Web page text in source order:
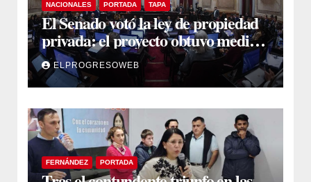
NACIONALES PORTADA TAPA
El Senado votó la ley de propiedad
privada: el proyecto obtuvo media
sanción
ELPROGRESOWEB
FERNÁNDEZ PORTADA